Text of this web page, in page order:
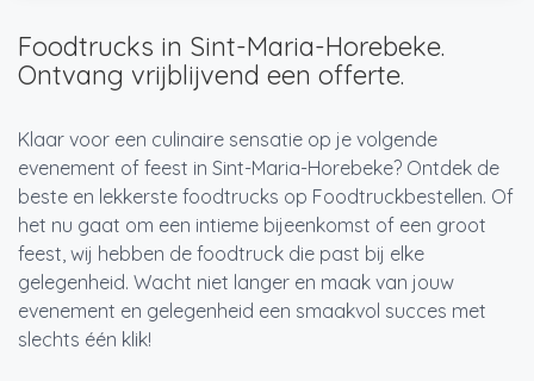
Foodtrucks in Sint-Maria-Horebeke.
Ontvang vrijblijvend een offerte.
Klaar voor een culinaire sensatie op je volgende
evenement of feest in Sint-Maria-Horebeke? Ontdek de
beste en lekkerste foodtrucks op Foodtruckbestellen. Of
het nu gaat om een intieme bijeenkomst of een groot
feest, wij hebben de foodtruck die past bij elke
gelegenheid. Wacht niet langer en maak van jouw
evenement en gelegenheid een smaakvol succes met
slechts één klik!